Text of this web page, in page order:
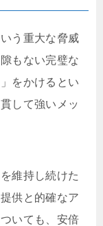
う重大な脅威
もない完璧な
をかけるとい
して強いメッ
維持し続けた
供と的確なア
いても、安倍